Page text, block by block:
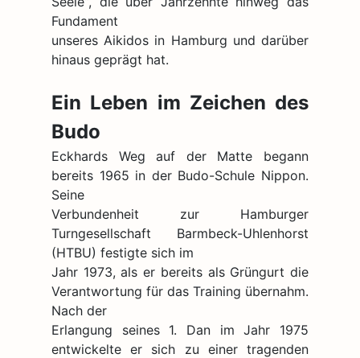
Fundament
unseres Aikidos in Hamburg und darüber
hinaus geprägt hat.
Ein Leben im Zeichen des
Budo
Eckhards Weg auf der Matte begann
bereits 1965 in der Budo-Schule Nippon.
Seine
Verbundenheit zur Hamburger
Turngesellschaft Barmbeck-Uhlenhorst
(HTBU) festigte sich im
Jahr 1973, als er bereits als Grüngurt die
Verantwortung für das Training übernahm.
Nach der
Erlangung seines 1. Dan im Jahr 1975
entwickelte er sich zu einer tragenden